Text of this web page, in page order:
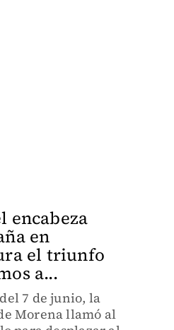
encabeza
en
el triunfo
a...
7 de junio, la
Morena llamó al